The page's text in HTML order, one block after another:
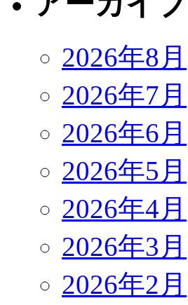
2026年8月
2026年7月
2026年6月
2026年5月
2026年4月
2026年3月
2026年2月